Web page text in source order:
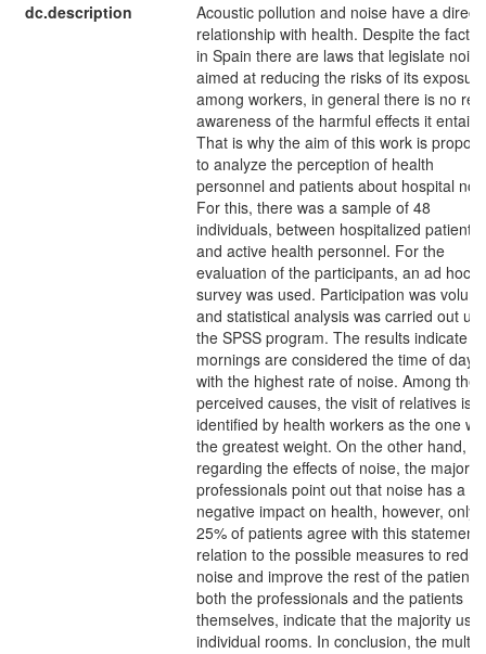
dc.description
Acoustic pollution and noise have a direct
relationship with health. Despite the fact
in Spain there are laws that legislate noise
aimed at reducing the risks of its exposure
among workers, in general there is no real
awareness of the harmful effects it entails.
That is why the aim of this work is
to analyze the perception of health
personnel and patients about hospital
For this, there was a sample of 48
individuals, between hospitalized patients
and active health personnel. For the
evaluation of the participants, an ad hoc
survey was used. Participation was
and statistical analysis was carried out
the SPSS program. The results indicate
mornings are considered the time of day
with the highest rate of noise. Among the
perceived causes, the visit of relatives is
identified by health workers as the one
the greatest weight. On the other hand,
regarding the effects of noise, the
professionals point out that noise has a
negative impact on health, however, only
25% of patients agree with this
relation to the possible measures to
noise and improve the rest of the patients,
both the professionals and the patients
themselves, indicate that the majority use
individual rooms. In conclusion, the